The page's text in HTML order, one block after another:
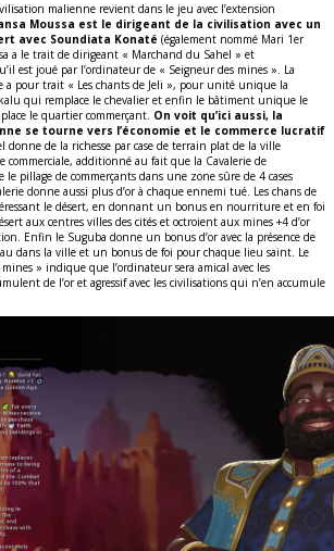
malienne revient dans le jeu avec l’extension
Moussa est le dirigeant de la civilisation avec un
avec Soundiata Konaté (également nommé Mari 1er
a le trait de dirigeant « Marchand du Sahel » et
est joué par l’ordinateur de « Seigneur des mines ». La
a pour trait « Les chants de Jeli », pour unité unique la
qui remplace le chevalier et enfin le bâtiment unique le
le quartier commerçant. On voit qu’ici aussi, la
se tourne vers l’économie et le commerce lucratif
donne de la richesse par case de terrain plat de la ville
commerciale, additionné au fait que la Cavalerie de
le pillage de commerçants dans une zone sûre de 4 cases
donne aussi plus d’or à chaque ennemi tué. Les chans de
le désert, en donnant un bonus en nourriture et en foi
aux centres villes des cités et octroient aux mines +4 d’or
Enfin le Suguba donne un bonus d’or avec la présence de
dans la ville et un bonus de foi pour chaque lieu saint. Le
» indique que l’ordinateur sera amical avec les
de l’or et agressif avec les civilisations qui n’en accumule